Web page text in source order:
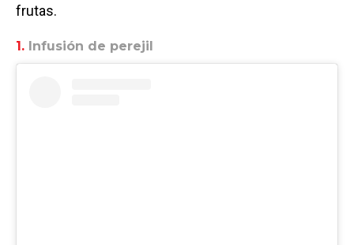
frutas.
1. Infusión de perejil